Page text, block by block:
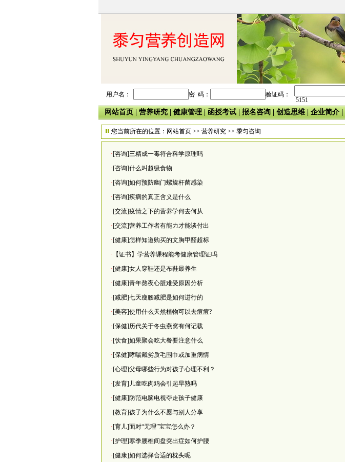
用户名： 密 码： 验证码：
5151
网站首页 营养研究 健康管理 函授考试 报名咨询 创造思维| 企业简介
您当前所在的位置： 网站首页 >> 营养研究 >> 黍匀咨询
·[咨询]三精成一毒符合科学原理吗
·[咨询]什么叫超级食物
·[咨询]如何预防幽门螺旋杆菌感染
·[咨询]疾病的真正含义是什么
·[交流]疫情之下的营养学何去何从
·[交流]营养工作者有能力才能谈付出
·[健康]怎样知道购买的文胸甲醛超标
· 【证书】学营养课程能考健康管理证吗
·[健康]女人穿鞋还是布鞋最养生
·[健康]青年熬夜心脏难受原因分析
·[减肥]七天瘦腰减肥是如何进行的
·[美容]使用什么天然植物可以去痘痘?
·[保健]历代关于冬虫燕窝有何记载
·[饮食]如果聚会吃大餐要注意什么
·[保健]哮喘戴劣质毛围巾或加重病情
·[心理]父母哪些行为对孩子心理不利？
·[发育]儿童吃肉鸡会引起早熟吗
·[健康]防范电脑电视夺走孩子健康
·[教育]孩子为什么不愿与别人分享
·[育儿]面对“无理”宝宝怎么办？
·[护理]寒季腰椎间盘突出症如何护腰
·[健康]如何选择合适的枕头呢